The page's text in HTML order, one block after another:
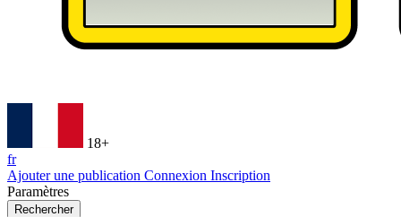
18+
fr
Ajouter une publication Connexion Inscription
Paramètres
Rechercher